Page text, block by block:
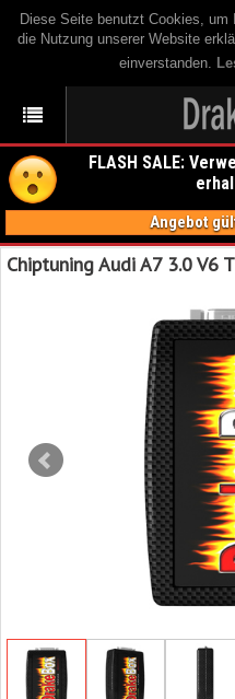
Diese Seite benutzt Cookies,
die Nutzung unserer Website
einverstanden.
FLASH SALE:
Angebot
Chiptuning Audi A7 3.0 V6